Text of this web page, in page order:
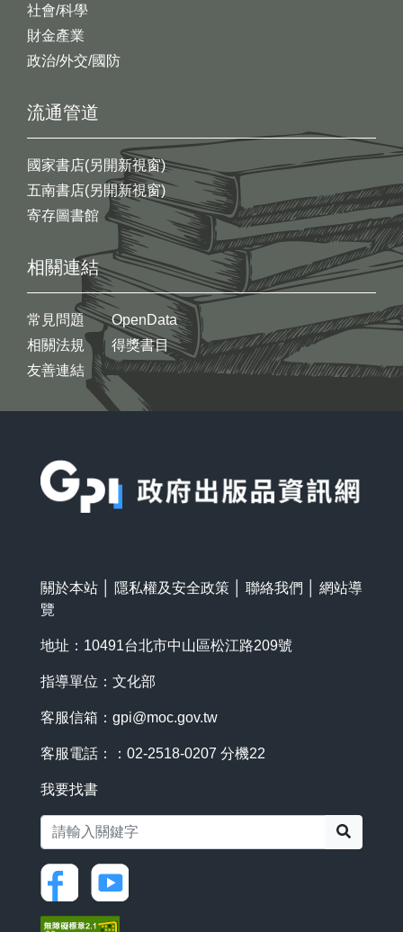
社會/科學
財金產業
政治/外交/國防
流通管道
國家書店(另開新視窗)
五南書店(另開新視窗)
寄存圖書館
相關連結
常見問題
相關法規
友善連結
OpenData
得獎書目
關於本站 隱私權及安全政策 聯絡我們
網站導
覽
地址：10491台北市中山區松江路209號
指導單位：文化部
客服信箱： gpi@moc.gov.tw
客服電話：：02-2518-0207 分機22
我要找書